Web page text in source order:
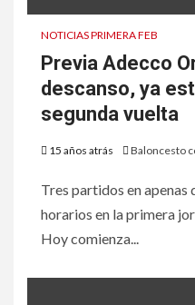
NOTICIAS PRIMERA FEB
Previa Adecco
descanso, ya
segunda vuelta
15 años atrás Baloncesto
Tres partidos en apenas
horarios en la primera
Hoy comienza...